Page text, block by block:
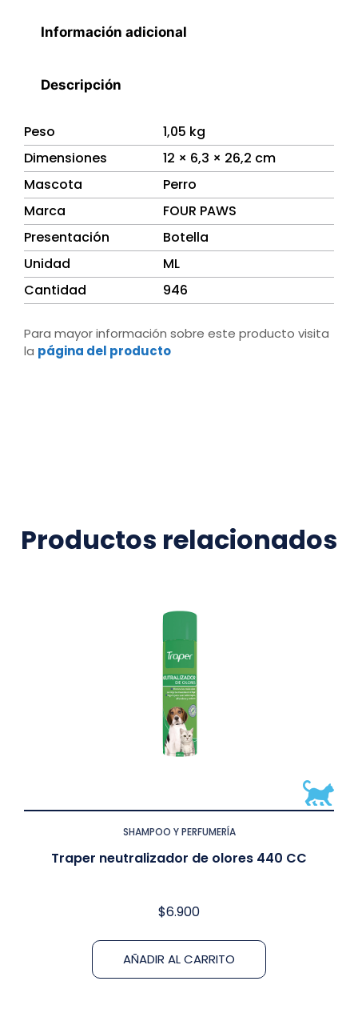
Información adicional
Descripción
Peso
1,05 kg
Dimensiones
12 × 6,3 × 26,2 cm
Mascota
Perro
Marca
FOUR PAWS
Presentación
Botella
Unidad
ML
Cantidad
946
Para mayor información sobre este producto visita
la página del producto
Productos relacionados
SHAMPOO Y PERFUMERÍA
Traper neutralizador de olores 440 CC
$6.900
AÑADIR AL CARRITO